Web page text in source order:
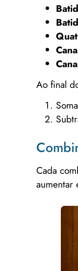
Ao final
Cada
aumentar